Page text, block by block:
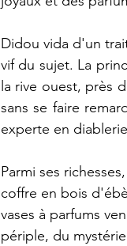
Didou vida d'un
vif du sujet. La
la rive ouest, près
sans se faire
experte en
Parmi ses
coffre en bois
vases à parfums
périple, du